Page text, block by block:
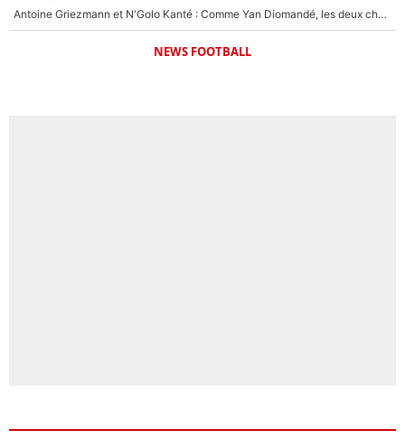
Antoine Griezmann et N'Golo Kanté : Comme Yan Diomandé, les deux champions du monde ont refusé de signer au PSG !
NEWS FOOTBALL